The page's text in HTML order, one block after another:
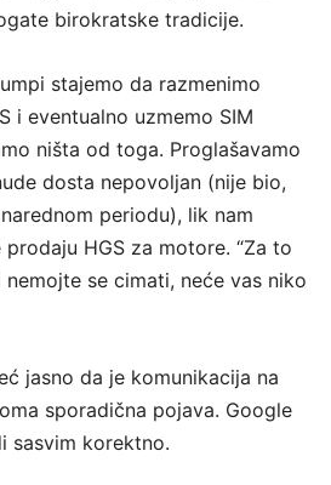
birokratske tradicije.
stajemo da razmenimo
i eventualno uzmemo SIM
ništa od toga. Proglašavamo
dosta nepovoljan (nije bio,
periodu), lik nam
HGS za motore. “Za to
se cimati, neće vas niko
jasno da je komunikacija na
sporadična pojava. Google
sasvim korektno.